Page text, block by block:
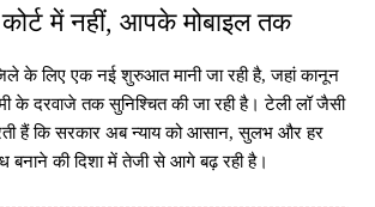
कोर्ट में नहीं, आपके मोबाइल तक
जिले के लिए एक नई शुरुआत मानी जा रही है, जहां कानून
दरवाजे तक सुनिश्चित की जा रही है। टेली लॉ जैसी
हैं कि सरकार अब न्याय को आसान, सुलभ और हर
बनाने की दिशा में तेजी से आगे बढ़ रही है।